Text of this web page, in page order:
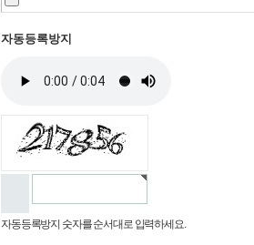
자동등록방지
자동등록방지 숫자를 순서대로 입력하세요.